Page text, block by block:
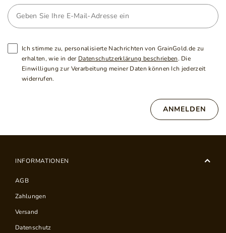
Ich stimme zu, personalisierte Nachrichten von GrainGold.de zu
erhalten, wie in der Datenschutzerklärung beschrieben. Die
Einwilligung zur Verarbeitung meiner Daten können Ich jederzeit
widerrufen.
ANMELDEN
INFORMATIONEN
AGB
Zahlungen
Versand
Datenschutz